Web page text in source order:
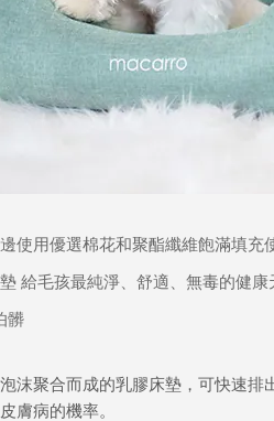
使用優選棉花和聚酯纖維飽滿填充
給毛孩最純淨、舒適、無毒的健康
髒
沫聚合而成的乳膠床墊，可快速
膚病的機率。